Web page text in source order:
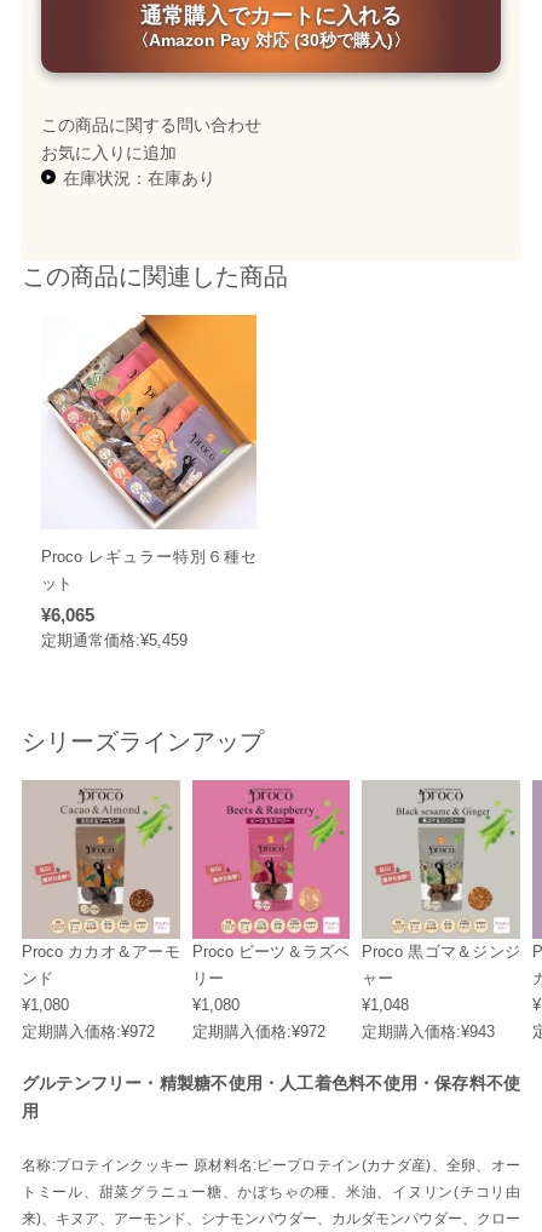
通常購入でカートに入れる
〈Amazon Pay 対応 (30秒で購入)〉
この商品に関する問い合わせ
お気に入りに追加
在庫状況：在庫あり
この商品に関連した商品
Proco レギュラー特別６種セ
ット
¥6,065
定期通常価格:¥5,459
シリーズラインアップ
Proco カカオ＆アーモ
ンド
¥1,080
定期購入価格:¥972
Proco ビーツ＆ラズベ
リー
¥1,080
定期購入価格:¥972
Proco 黒ゴマ＆ジンジ
ャー
¥1,048
定期購入価格:¥943
グルテンフリー・精製糖不使用・人工着色料不使用・保存料不使
用
名称:プロテインクッキー 原材料名:ピープロテイン(カナダ産)、全卵、オー
トミール、甜菜グラニュー糖、かぼちゃの種、米油、イヌリン(チコリ由
来)、キヌア、アーモンド、シナモンパウダー、カルダモンパウダー、クロー